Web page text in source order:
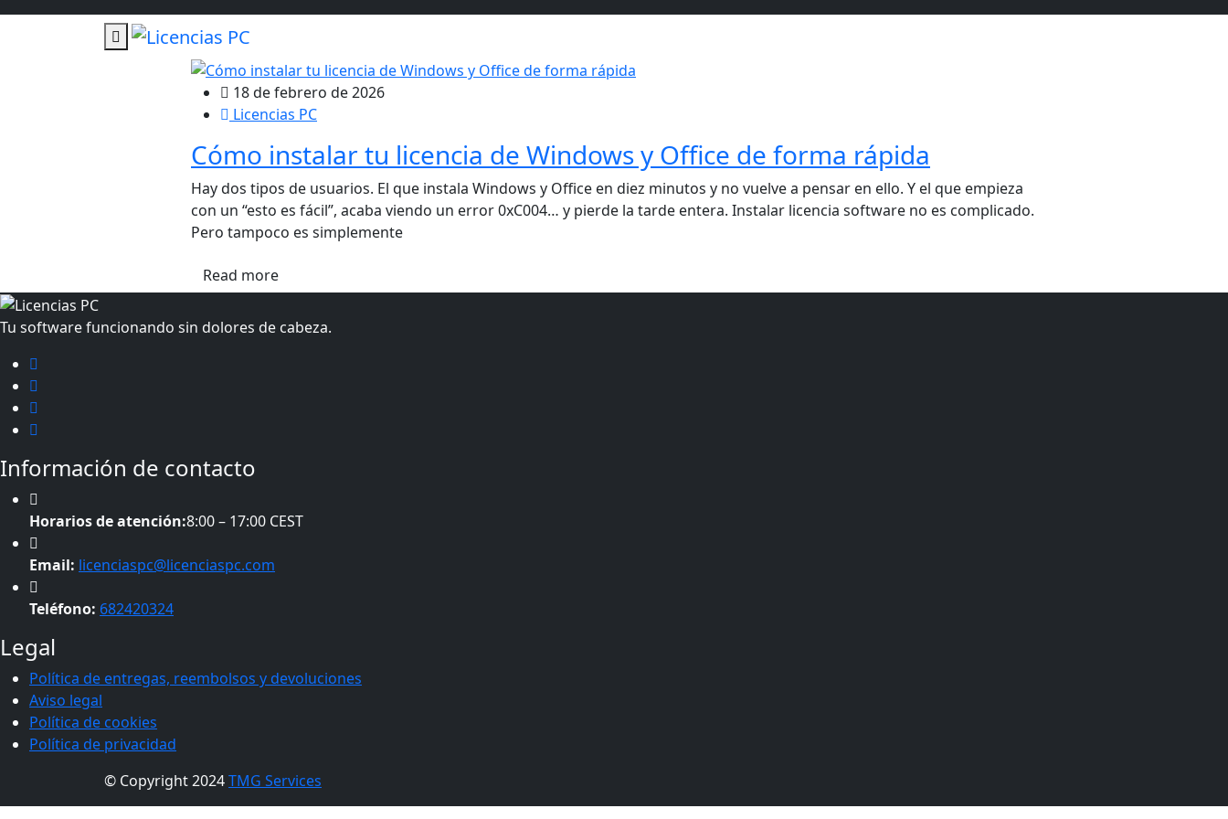
18 de febrero de 2026
Licencias PC
Cómo instalar tu licencia de Windows y Office de forma rápida
Hay dos tipos de usuarios. El que instala Windows y Office en diez minutos y no vuelve a pensar en ello. Y el que empieza
con un “esto es fácil”, acaba viendo un error 0xC004… y pierde la tarde entera. Instalar licencia software no es complicado.
Pero tampoco es simplemente
Read more
Tu software funcionando sin dolores de cabeza.
Información de contacto
Horarios de atención:8:00 – 17:00 CEST
Email: licenciaspc@licenciaspc.com
Teléfono: 682420324
Legal
Política de entregas, reembolsos y devoluciones
Aviso legal
Política de cookies
Política de privacidad
© Copyright 2024TMG Services